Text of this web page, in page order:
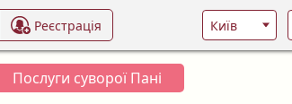
Реєстрація
Послуги суворої Пані